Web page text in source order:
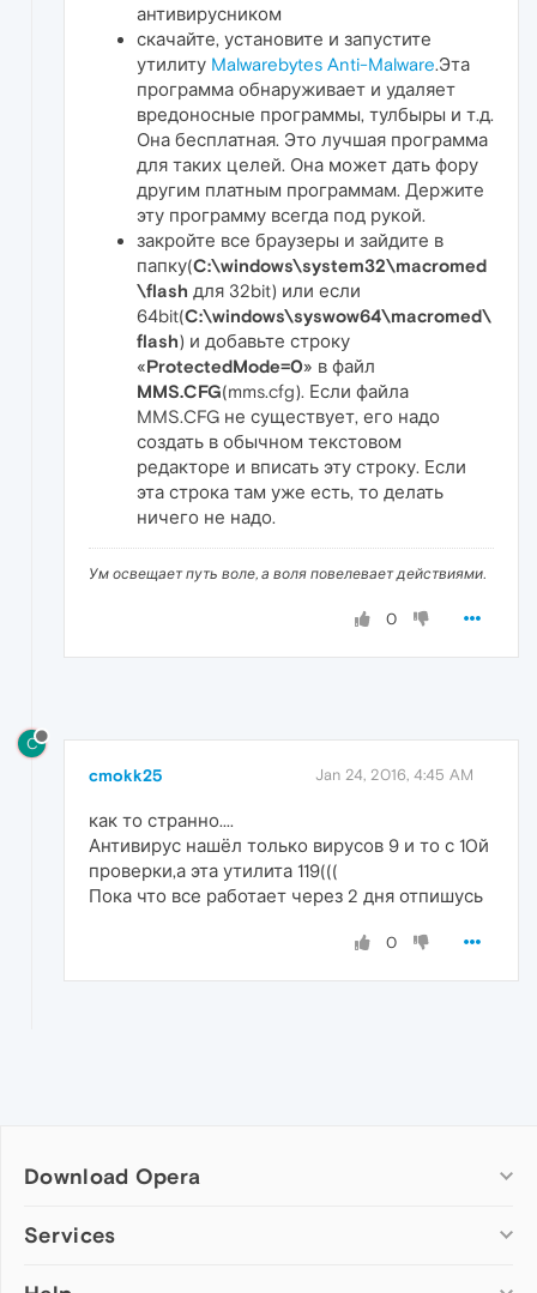
антивирусником
скачайте, установите и запустите
утилиту Malwarebytes Anti-Malware.Эта
программа обнаруживает и удаляет
вредоносные программы, тулбыры и т.д.
Она бесплатная. Это лучшая программа
для таких целей. Она может дать фору
другим платным программам. Держите
эту программу всегда под рукой.
закройте все браузеры и зайдите в
папку(C:\windows\system32\macromed
\flash для 32bit) или если
64bit(C:\windows\syswow64\macromed\
flash) и добавьте строку
«ProtectedMode=0» в файл
MMS.CFG(mms.cfg). Если файла
MMS.CFG не существует, его надо
создать в обычном текстовом
редакторе и вписать эту строку. Если
эта строка там уже есть, то делать
ничего не надо.
Ум освещает путь воле, а воля повелевает действиями.
0
C
cmokk25 Jan 24, 2016, 4:45 AM
как то странно....
Антивирус нашёл только вирусов 9 и то с 10й
проверки,а эта утилита 119(((
Пока что все работает через 2 дня отпишусь
0
Download Opera
Computer browsers
Services